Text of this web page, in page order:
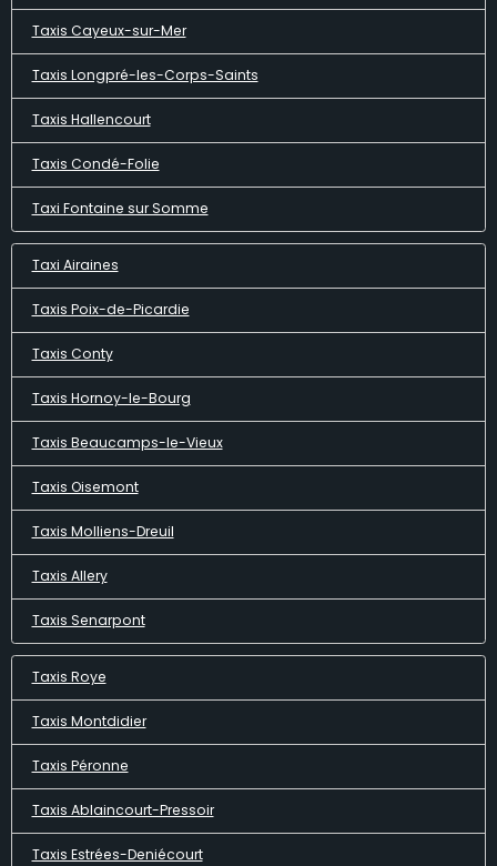
Taxis Cayeux-sur-Mer
Taxis Longpré-les-Corps-Saints
Taxis Hallencourt
Taxis Condé-Folie
Taxi Fontaine sur Somme
Taxi Airaines
Taxis Poix-de-Picardie
Taxis Conty
Taxis Hornoy-le-Bourg
Taxis Beaucamps-le-Vieux
Taxis Oisemont
Taxis Molliens-Dreuil
Taxis Allery
Taxis Senarpont
Taxis Roye
Taxis Montdidier
Taxis Péronne
Taxis Ablaincourt-Pressoir
Taxis Estrées-Deniécourt